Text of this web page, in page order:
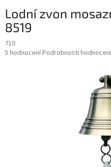
Lodní zvon
8519
710
Průměrné
5 hodnoceníPodrobnosti hodnocení